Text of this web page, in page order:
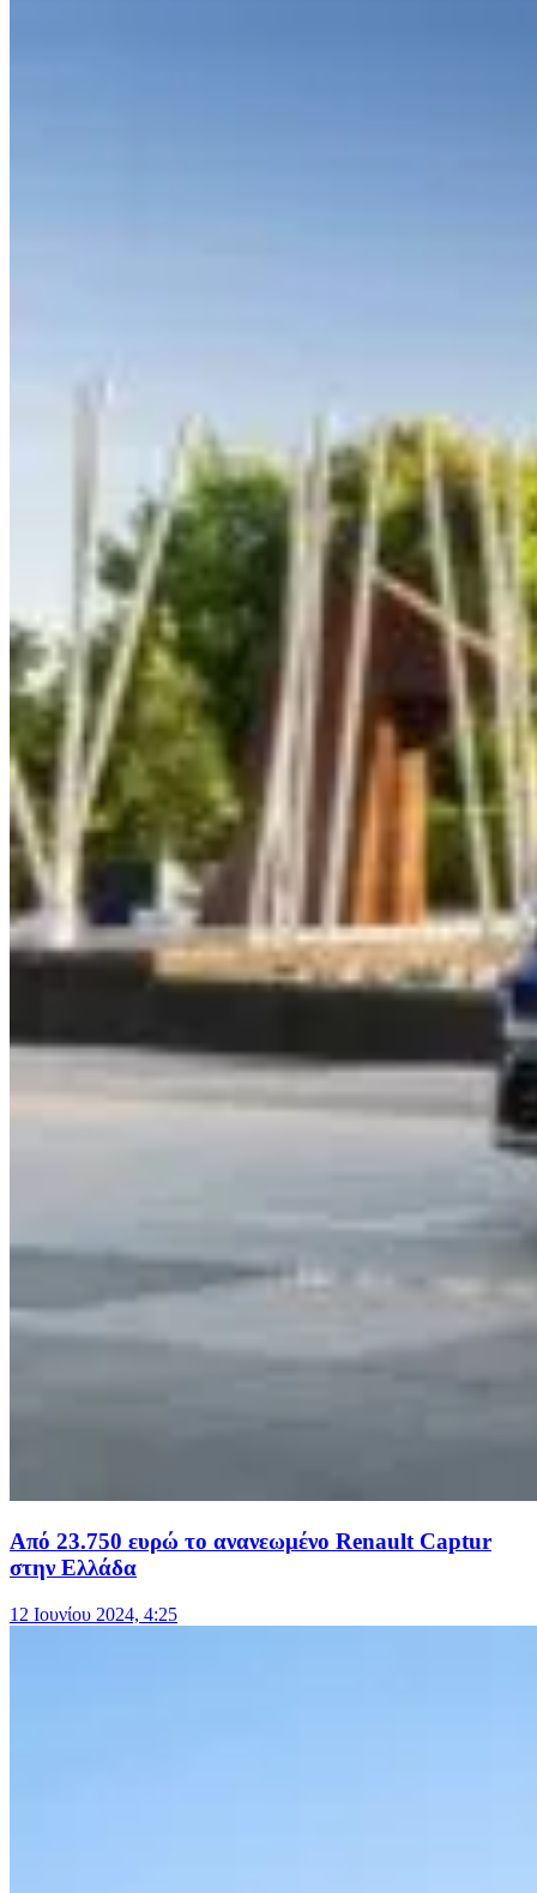
Από 23.750 ευρώ το ανανεωμένο Renault Captur
στην Ελλάδα
12 Ιουνίου 2024, 4:25